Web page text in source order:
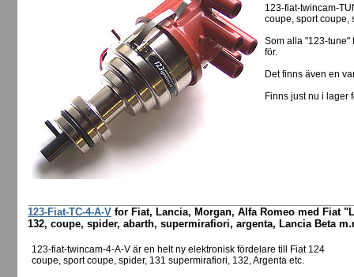
123-fiat-twincam-
coupe, sport coupe,
Som alla "123-tune"
för.
Det finns även en
Finns just nu i lager
123-Fiat-TC-4-A-V for Fiat, Lancia, Morgan, Alfa Romeo med Fiat
132, coupe, spider, abarth, supermirafiori, argenta, Lancia Beta
123-fiat-twincam-4-A-V är en helt ny elektronisk fördelare till Fiat 124
coupe, sport coupe, spider, 131 supermirafiori, 132, Argenta etc.